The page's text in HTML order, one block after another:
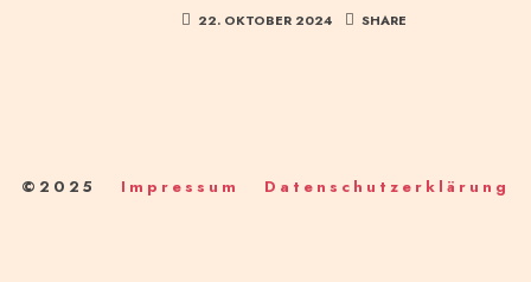
22. OKTOBER 2024 SHARE
©2025 Impressum Datenschutzerklärung